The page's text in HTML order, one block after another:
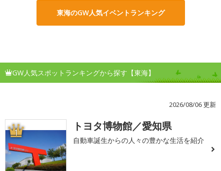
東海のGW人気イベントランキング
GW人気スポットランキングから探す【東海】
2026/08/06 更新
1 トヨタ博物館／愛知県
自動車誕生からの人々の豊かな生活を紹介